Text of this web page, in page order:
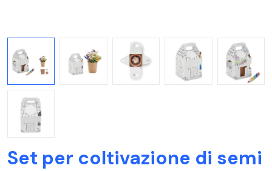
Set per coltivazione di semi